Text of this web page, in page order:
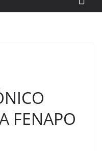
FENAPO